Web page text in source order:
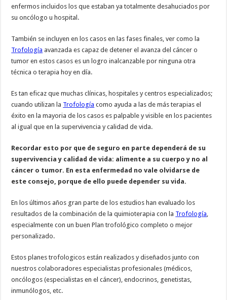
enfermos incluidos los que estaban ya totalmente desahuciados por
su oncólogo u hospital.
También se incluyen en los casos en las fases finales, ver como la
Trofología avanzada es capaz de detener el avanza del cáncer o
tumor en estos casos es un logro inalcanzable por ninguna otra
técnica o terapia hoy en día.
Es tan eficaz que muchas clínicas, hospitales y centros especializados;
cuando utilizan la Trofología como ayuda a las de más terapias el
éxito en la mayoria de los casos es palpable y visible en los pacientes
al igual que en la supervivencia y calidad de vida.
Recordar esto por que de seguro en parte dependerá de su
supervivencia y calidad de vida: alimente a su cuerpo y no al
cáncer o tumor. En esta enfermedad no vale olvidarse de
este consejo, porque de ello puede depender su vida.
En los últimos años gran parte de los estudios han evaluado los
resultados de la combinación de la quimioterapia con la Trofología,
especialmente con un buen Plan trofológico completo o mejor
personalizado.
Estos planes trofologicos están realizados y diseñados junto con
nuestros colaboradores especialistas profesionales (médicos,
oncólogos (especialistas en el cáncer), endocrinos, genetistas,
inmunólogos, etc.